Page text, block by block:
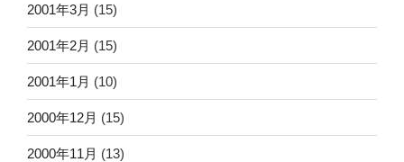
2001年3月 (15)
2001年2月 (15)
2001年1月 (10)
2000年12月 (15)
2000年11月 (13)